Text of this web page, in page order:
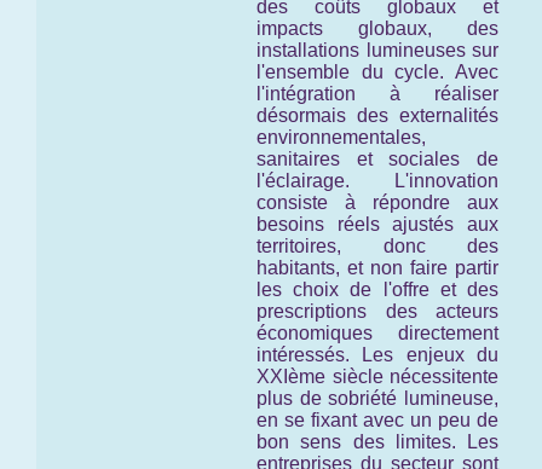
des coûts globaux et
impacts globaux, des
installations lumineuses sur
l'ensemble du cycle. Avec
l'intégration à réaliser
désormais des externalités
environnementales,
sanitaires et sociales de
l'éclairage. L'innovation
consiste à répondre aux
besoins réels ajustés aux
territoires, donc des
habitants, et non faire partir
les choix de l'offre et des
prescriptions des acteurs
économiques directement
intéressés. Les enjeux du
XXIème siècle nécessitente
plus de sobriété lumineuse,
en se fixant avec un peu de
bon sens des limites. Les
entreprises du secteur sont